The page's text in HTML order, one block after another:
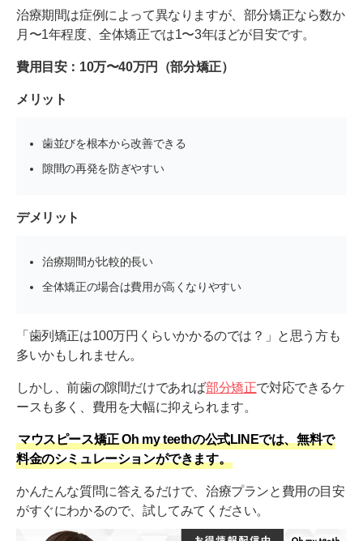
治療期間は症例によって異なりますが、部分矯正なら数か
月〜1年程度、全体矯正では1〜3年ほどが目安です。
費用目安：10万〜40万円（部分矯正）
メリット
歯並びを根本から改善できる
隙間の再発を防ぎやすい
デメリット
治療期間が比較的長い
全体矯正の場合は費用が高くなりやすい
「歯列矯正は100万円くらいかかるのでは？」と思う方も
多いかもしれません。
しかし、前歯の隙間だけであれば部分矯正で対応できるケ
ースも多く、費用を大幅に抑えられます。
マウスピース矯正 Oh my teethの公式LINEでは、無料で
料金のシミュレーションができます。
かんたんな質問に答えるだけで、治療プランと費用の目安
がすぐにわかるので、試してみてください。